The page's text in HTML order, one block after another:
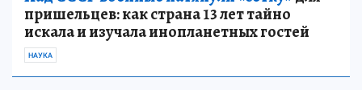
пришельцев: как страна 13 лет тайно
искала и изучала инопланетных гостей
НАУКА